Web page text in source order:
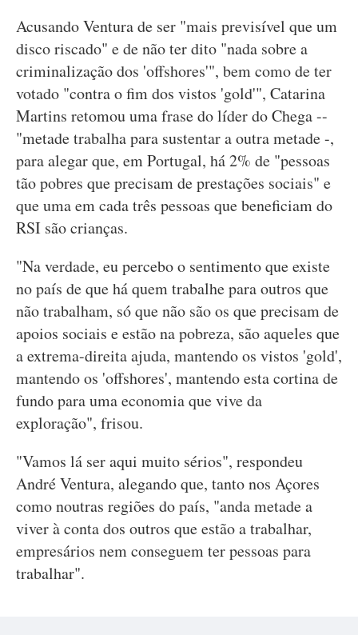
Acusando Ventura de ser "mais previsível que um
disco riscado" e de não ter dito "nada sobre a
criminalização dos 'offshores'", bem como de ter
votado "contra o fim dos vistos 'gold'", Catarina
Martins retomou uma frase do líder do Chega --
"metade trabalha para sustentar a outra metade -,
para alegar que, em Portugal, há 2% de "pessoas
tão pobres que precisam de prestações sociais" e
que uma em cada três pessoas que beneficiam do
RSI são crianças.
"Na verdade, eu percebo o sentimento que existe
no país de que há quem trabalhe para outros que
não trabalham, só que não são os que precisam de
apoios sociais e estão na pobreza, são aqueles que
a extrema-direita ajuda, mantendo os vistos 'gold',
mantendo os 'offshores', mantendo esta cortina de
fundo para uma economia que vive da
exploração", frisou.
"Vamos lá ser aqui muito sérios", respondeu
André Ventura, alegando que, tanto nos Açores
como noutras regiões do país, "anda metade a
viver à conta dos outros que estão a trabalhar,
empresários nem conseguem ter pessoas para
trabalhar".